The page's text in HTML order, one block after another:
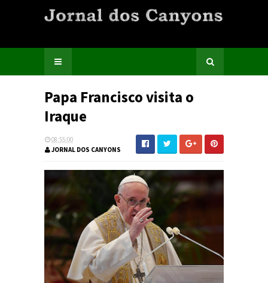
Papa Francisco visita o
Iraque
08:55:00
JORNAL DOS CANYONS